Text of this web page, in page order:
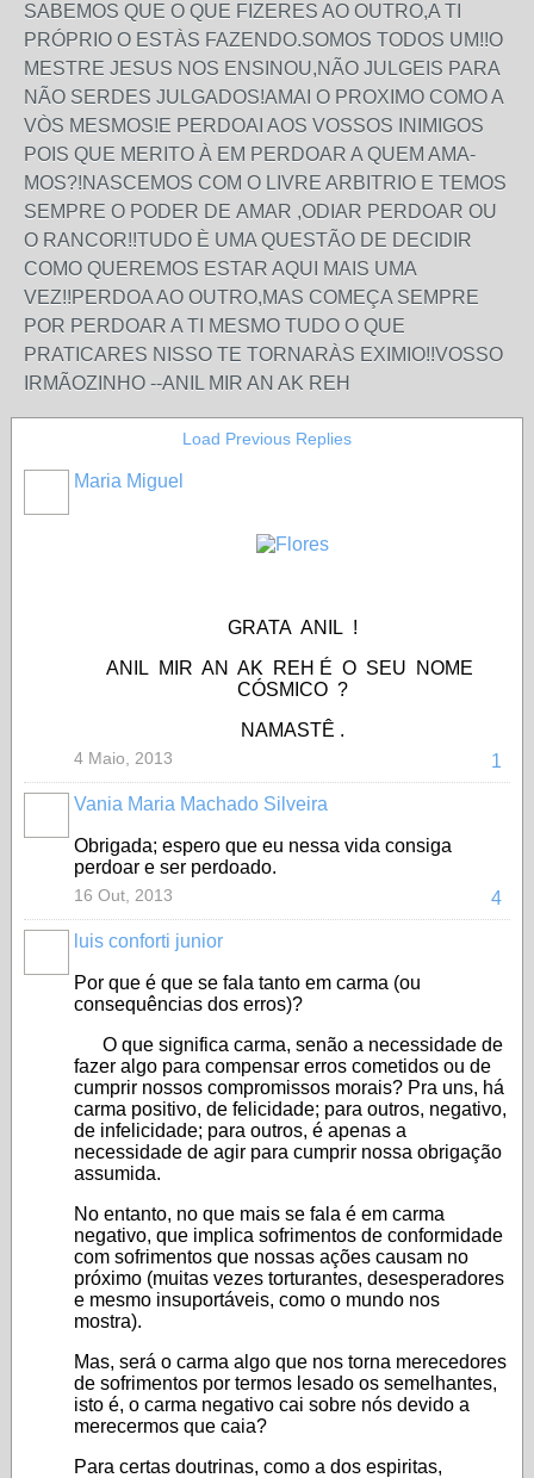
SABEMOS QUE O QUE FIZERES AO OUTRO,A TI
PRÓPRIO O ESTÀS FAZENDO.SOMOS TODOS UM!!O
MESTRE JESUS NOS ENSINOU,NÃO JULGEIS PARA
NÃO SERDES JULGADOS!AMAI O PROXIMO COMO A
VÒS MESMOS!E PERDOAI AOS VOSSOS INIMIGOS
POIS QUE MERITO À EM PERDOAR A QUEM AMA-
MOS?!NASCEMOS COM O LIVRE ARBITRIO E TEMOS
SEMPRE O PODER DE AMAR ,ODIAR PERDOAR OU
O RANCOR!!TUDO È UMA QUESTÃO DE DECIDIR
COMO QUEREMOS ESTAR AQUI MAIS UMA
VEZ!!PERDOA AO OUTRO,MAS COMEÇA SEMPRE
POR PERDOAR A TI MESMO TUDO O QUE
PRATICARES NISSO TE TORNARÀS EXIMIO!!VOSSO
IRMÃOZINHO --ANIL MIR AN AK REH
Load Previous Replies
Maria Miguel
GRATA ANIL !
ANIL MIR AN AK REH É O SEU NOME
CÓSMICO ?
NAMASTÊ .
1
4 Maio, 2013
Vania Maria Machado Silveira
Obrigada; espero que eu nessa vida consiga
perdoar e ser perdoado.
4
16 Out, 2013
luis conforti junior
Por que é que se fala tanto em carma (ou
consequências dos erros)?
O que significa carma, senão a necessidade de
fazer algo para compensar erros cometidos ou de
cumprir nossos compromissos morais? Pra uns, há
carma positivo, de felicidade; para outros, negativo,
de infelicidade; para outros, é apenas a
necessidade de agir para cumprir nossa obrigação
assumida.
No entanto, no que mais se fala é em carma
negativo, que implica sofrimentos de conformidade
com sofrimentos que nossas ações causam no
próximo (muitas vezes torturantes, desesperadores
e mesmo insuportáveis, como o mundo nos
mostra).
Mas, será o carma algo que nos torna merecedores
de sofrimentos por termos lesado os semelhantes,
isto é, o carma negativo cai sobre nós devido a
merecermos que caia?
Para certas doutrinas, como a dos espiritas,